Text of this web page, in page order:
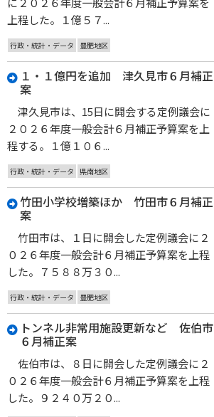
上程した。１億５７...
行政・統計・データ 豊肥地区
１・１億円を追加 津久見市６月補正
案
津久見市は、15日に開会する定例議会に
２０２６年度一般会計６月補正予算案を上
程する。１億１０６...
行政・統計・データ 県南地区
竹田小学校増築ほか 竹田市６月補正
案
竹田市は、１日に開会した定例議会に２
０２６年度一般会計６月補正予算案を上程
した。７５８８万３０...
行政・統計・データ 豊肥地区
トンネル非常用施設更新など 佐伯市
６月補正案
佐伯市は、８日に開会した定例議会に２
０２６年度一般会計６月補正予算案を上程
した。９２４０万２０...